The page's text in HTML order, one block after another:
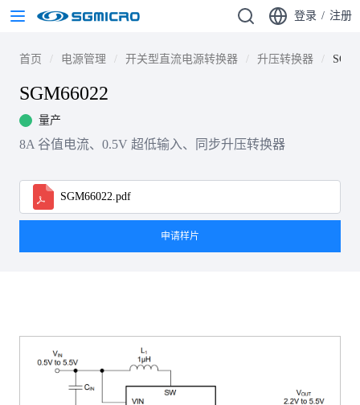
登录 / 注册
首页 电源管理 开关型直流电源转换器 升压转换器
SGM66022
量产
8A 谷值电流、0.5V 超低输入、同步升压转换器
SGM66022.pdf
申请样片